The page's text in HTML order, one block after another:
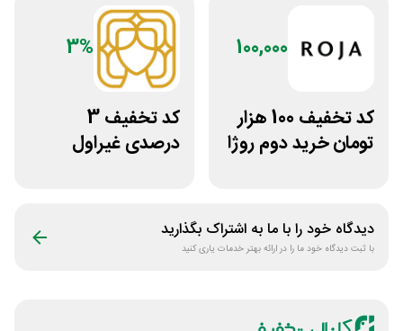
100,000
کد تخفیف 100 هزار
تومان خرید دوم روژا
3%
کد تخفیف 3
درصدی غیراول
دیدگاه خود را با ما به اشتراک بگذارید
با ثبت دیدگاه خود ما را در ارائه بهتر خدمات یاری کنید